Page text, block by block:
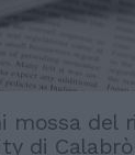
mossa del
di